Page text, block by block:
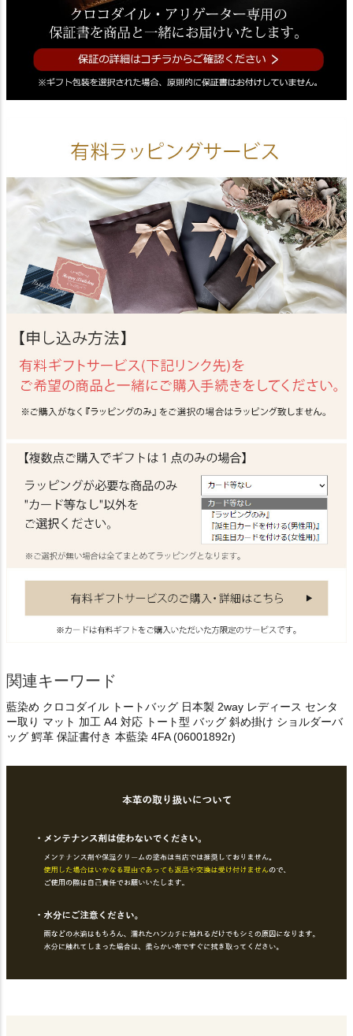
関連キーワード
藍染め クロコダイル トートバッグ 日本製 2way レディース センタ
ー取り マット 加工 A4 対応 トート型 バッグ 斜め掛け ショルダーバ
ッグ 鰐革 保証書付き 本藍染 4FA (06001892r)